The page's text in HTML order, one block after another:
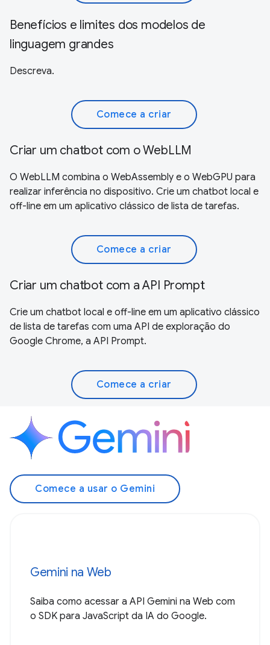
Benefícios e limites dos modelos de
linguagem grandes
Descreva.
Comece a criar
Criar um chatbot com o WebLLM
O WebLLM combina o WebAssembly e o WebGPU para
realizar inferência no dispositivo. Crie um chatbot local e
off-line em um aplicativo clássico de lista de tarefas.
Comece a criar
Criar um chatbot com a API Prompt
Crie um chatbot local e off-line em um aplicativo clássico
de lista de tarefas com uma API de exploração do
Google Chrome, a API Prompt.
Comece a criar
Comece a usar o Gemini
Gemini na Web
Saiba como acessar a API Gemini na Web com
o SDK para JavaScript da IA do Google.